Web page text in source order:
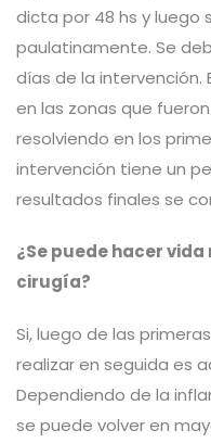
dicta por 48 hs y luego
paulatinamente. Se
días de la
en las zonas que
resolviendo en los
intervención tiene un
resultados finales se
¿Se puede hacer
cirugía?
Si, luego de las
realizar en seguida es
Dependiendo de la
se puede volver en